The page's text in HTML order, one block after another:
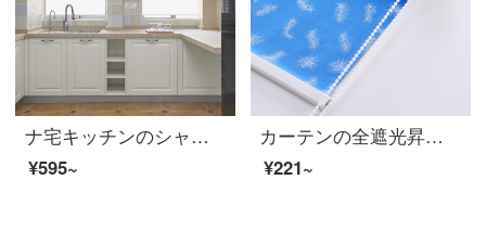
ナ宅キッチンのシャッター穴付き防水防油レストランの遮光キラー家庭用リフトアメリカーカーテンアメリカ式05（全遮光アップグレード）
¥595~
カーテンの全遮光昇降手はトイレの台所の事務室を引っ張ります。防水電気カーテンの水色の羽を厚くして、全遮光します。
¥221~